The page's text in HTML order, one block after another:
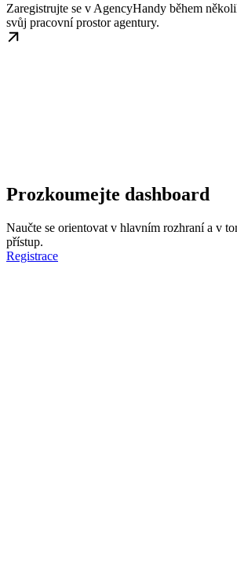
Zaregistrujte se v AgencyHandy během
svůj pracovní prostor agentury.
Prozkoumejte dashboard
Naučte se orientovat v hlavním rozhraní a v
přístup.
Registrace